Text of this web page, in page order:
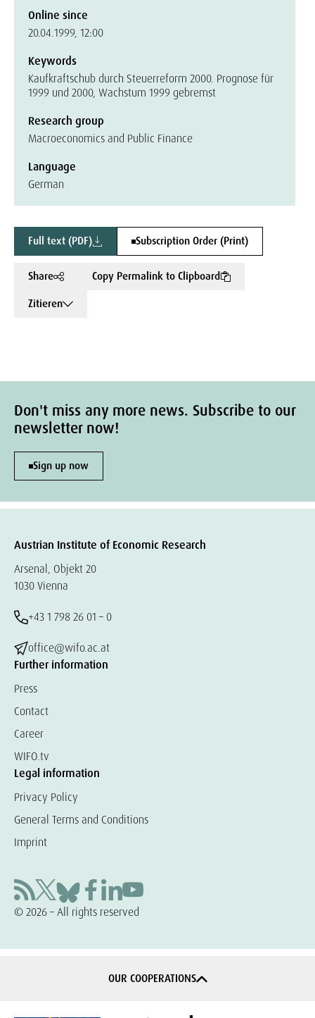
Online since
20.04.1999, 12:00
Keywords
Kaufkraftschub durch Steuerreform 2000. Prognose für
1999 und 2000, Wachstum 1999 gebremst
Research group
Macroeconomics and Public Finance
Language
German
Full text (PDF) Subscription Order (Print)
Share
Copy Permalink to Clipboard
Zitieren
Don't miss any more news. Subscribe to our
newsletter now!
Sign up now
Austrian Institute of Economic Research
Arsenal, Objekt 20
1030 Vienna
+43 1 798 26 01 – 0
office@wifo.ac.at
Further information
Press
Contact
Career
WIFO.tv
Legal information
Privacy Policy
General Terms and Conditions
Imprint
© 2026 – All rights reserved
OUR COOPERATIONS